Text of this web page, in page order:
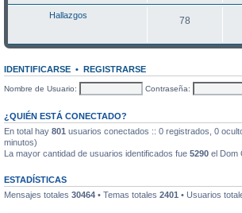
Hallazgos 78
IDENTIFICARSE • REGISTRARSE
Nombre de Usuario: Contraseña:
¿QUIÉN ESTÁ CONECTADO?
En total hay 801 usuarios conectados :: 0 registrados, 0
minutos)
La mayor cantidad de usuarios identificados fue 5290 el Dom
ESTADÍSTICAS
Mensajes totales 30464 • Temas totales 2401 • Usuarios